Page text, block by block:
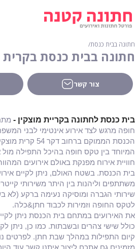
חתונה בבית כנסת∕
חתונה בבית כנסת בקרית
צור קשר
בית כנסת לחתונה בקריית מוצקין -
חופה מרגש לצד אירוע אינטימי לבני
הכנסת הממוקם
המיוחד בין טקס חופה בהיכל התפילה מול
חוויית אירוח מפנקת באולם אירועים
משתתפים וליהנות בין היתר משירותי
שירותי הגברה ומוסיקה נעימה ברקע (לא
לטקס החופה וזמירות לכבוד חתן&כלה.
את האירועים במתחם בית הכנסת ניתן
כולל שישי צהרים ובשבתות. כמו כן, ניתן
קיום התפילות במהלך שבת חתן. לפרטים
מזמינים גם אתכם ליצור איתנו קשר עוד